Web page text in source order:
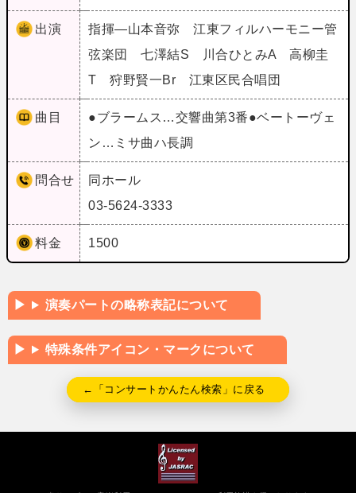
出演
指揮―山本音弥 江東フィルハーモニー管
弦楽団 七澤結S 川合ひとみA 高柳圭
T 狩野賢一Br 江東区民合唱団
曲目
●ブラームス…交響曲第3番●ベートーヴェ
ン…ミサ曲ハ長調
問合せ
同ホール
03-5624-3333
料金 1500
演奏パートの略称表記について
特殊条件アイコン・マークについて
←「コンサートかんたん検索」に戻る